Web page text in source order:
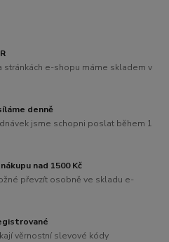
stránkách e-shopu máme skladem v
denně
jsme schopni poslat během 1
nad 1500 Kč
převzít osobně ve skladu e-
věrnostní slevové kódy